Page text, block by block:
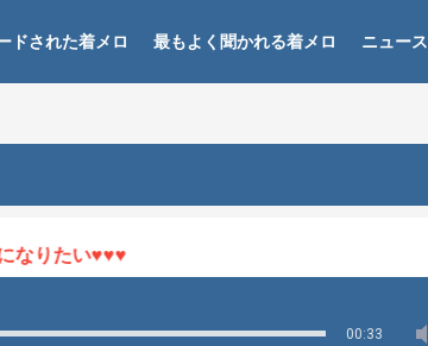
ドされた着メロ 最もよく聞かれる着メロ ニュース
りたい♥♥♥
00:33